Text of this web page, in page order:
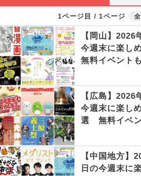
1ページ目 / 1ページ
【岡山】2026
今週末に楽し
無料イベントも
【広島】2026
今週末に楽し
選 無料イベン
【中国地方】
日の今週末に